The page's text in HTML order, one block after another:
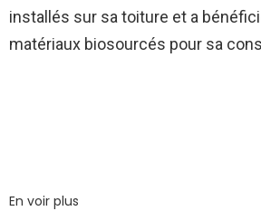
installés sur sa toiture et a
matériaux biosourcés pour sa
En voir plus